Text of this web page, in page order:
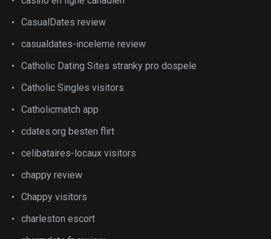
CasualDates review
casualdates-inceleme review
Catholic Dating Sites stranky pro dospele
Catholic Singles visitors
Catholicmatch app
cdates.org besten flirt
celibataires-locaux visitors
chappy review
Chappy visitors
charleston escort